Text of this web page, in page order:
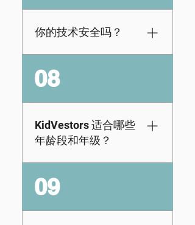
门户，他们可以随时
的人，我们有几种选
习册来教授下一堂
课。我们的练习册附
带课程计划，可帮助
教育工作者促进讨
论。我们还为有意购
买 20 本或更多书籍的
人提供批发选择。2.
团体报名：您可以在
此处将您的学生团体
你的技术安全吗？
是的，我们的技术使
用标准安全措施来保
COPPA 和 FERPA 标
准。
08
KidVestors 适合哪些
年龄段和年级？
KidVestors 为学前班
至 12 年级学生提供资
09